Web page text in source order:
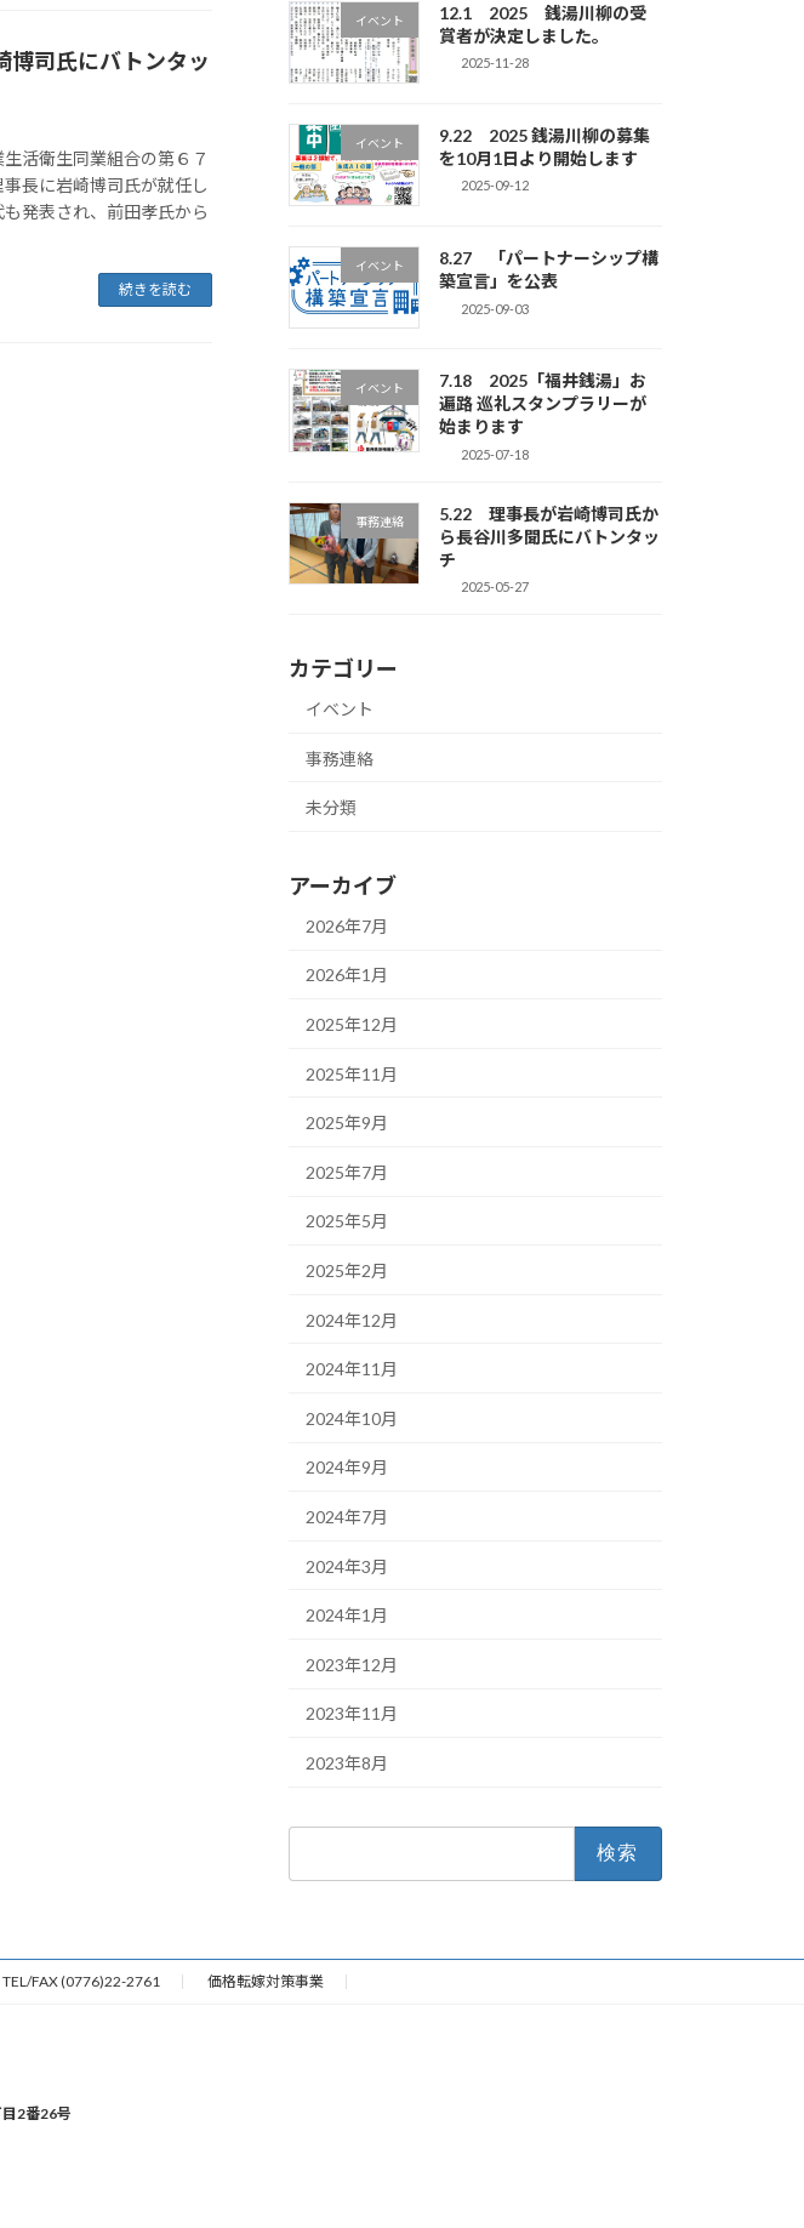
司氏にバトンタッ
活衛生同業組合の第６７
長に岩崎博司氏が就任し
発表され、前田孝氏から
続きを読む
イベント
12.1 2025 銭湯川柳の受
賞者が決定しました。
2025-11-28
イベント
9.22 2025 銭湯川柳の募集
を10月1日より開始します
2025-09-12
イベント
8.27 「パートナーシップ構
築宣言」を公表
2025-09-03
イベント
7.18 2025「福井銭湯」お
遍路 巡礼スタンプラリーが
始まります
2025-07-18
事務連絡
5.22 理事長が岩崎博司氏か
ら長谷川多聞氏にバトンタッ
チ
2025-05-27
カテゴリー
イベント
事務連絡
未分類
アーカイブ
2026年7月
2026年1月
2025年12月
2025年11月
2025年9月
2025年7月
2025年5月
2025年2月
2024年12月
2024年11月
2024年10月
2024年9月
2024年7月
2024年3月
2024年1月
2023年12月
2023年11月
2023年8月
TEL/FAX (0776)22-2761 価格転嫁対策事業
2番26号